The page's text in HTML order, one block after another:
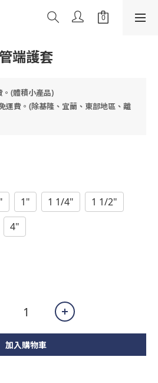
管端護套
。(體積小產品)
運費。(除基隆、宜蘭、東部地區、離
1" 1 1/4"
1 1/2"
4"
加入購物車